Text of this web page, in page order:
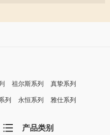
祖尔斯系列 真挚系列
列 永恒系列 雅仕系列
产品类别